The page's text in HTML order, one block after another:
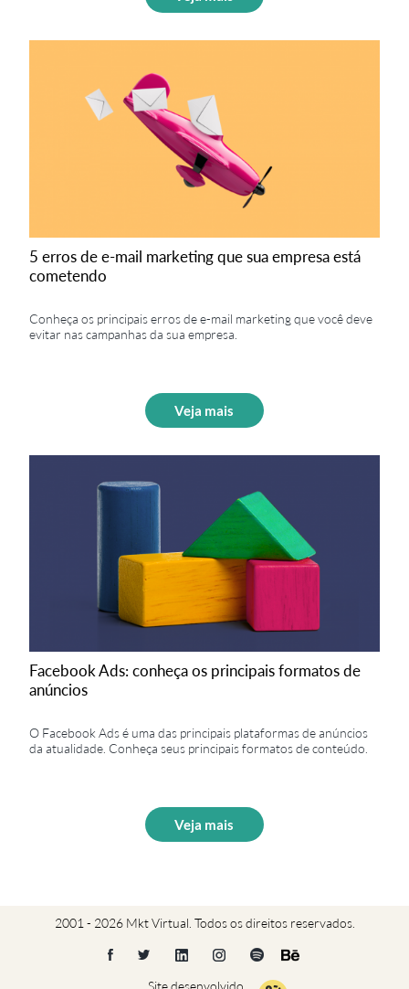
5 erros de e-mail marketing que sua empresa está
cometendo
Conheça os principais erros de e-mail marketing que você deve
evitar nas campanhas da sua empresa.
Veja mais
Facebook Ads: conheça os principais formatos de
anúncios
O Facebook Ads é uma das principais plataformas de anúncios
da atualidade. Conheça seus principais formatos de conteúdo.
Veja mais
2001 - 2026 Mkt Virtual. Todos os direitos reservados.
Site desenvolvido